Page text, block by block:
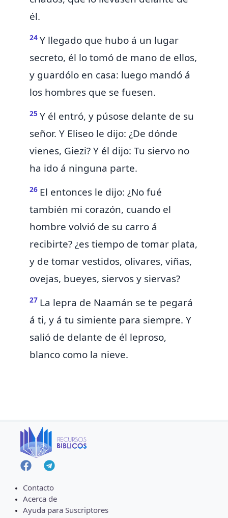
él.
24 Y llegado que hubo á un lugar
secreto, él lo tomó de mano de ellos,
y guardólo en casa: luego mandó á
los hombres que se fuesen.
25 Y él entró, y púsose delante de su
señor. Y Eliseo le dijo: ¿De dónde
vienes, Giezi? Y él dijo: Tu siervo no
ha ido á ninguna parte.
26 El entonces le dijo: ¿No fué
también mi corazón, cuando el
hombre volvió de su carro á
recibirte? ¿es tiempo de tomar plata,
y de tomar vestidos, olivares, viñas,
ovejas, bueyes, siervos y siervas?
27 La lepra de Naamán se te pegará
á ti, y á tu simiente para siempre. Y
salió de delante de él leproso,
blanco como la nieve.
Contacto
Acerca de
Ayuda para Suscriptores